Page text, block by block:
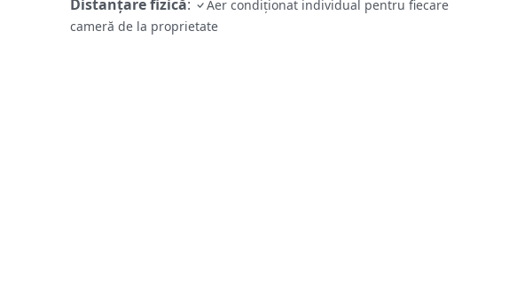
Distanțare fizică:
Aer condiționat individual pentru fiecare
cameră de la proprietate